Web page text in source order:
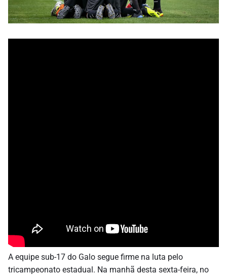
A equipe sub-17 do Galo segue firme na luta pelo
tricampeonato estadual. Na manhã desta sexta-feira, no